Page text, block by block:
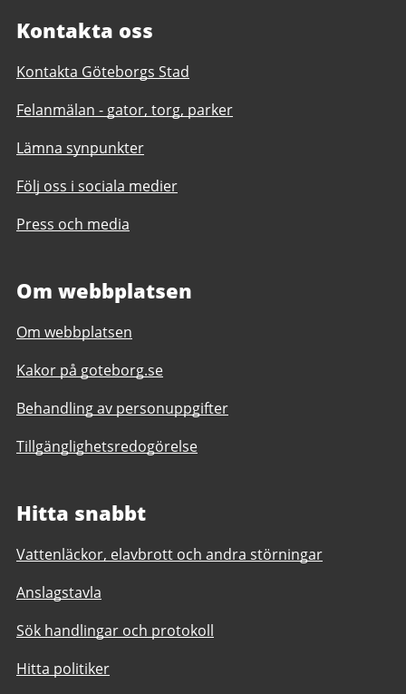
Kontakta oss
Kontakta Göteborgs Stad
Felanmälan - gator, torg, parker
Lämna synpunkter
Följ oss i sociala medier
Press och media
Om webbplatsen
Om webbplatsen
Kakor på goteborg.se
Behandling av personuppgifter
Tillgänglighetsredogörelse
Hitta snabbt
Vattenläckor, elavbrott och andra störningar
Anslagstavla
Sök handlingar och protokoll
Hitta politiker